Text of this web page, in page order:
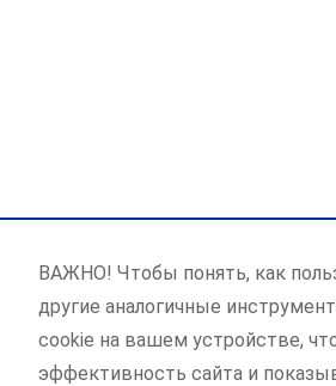
ВАЖНО! Чтобы понять, как
другие аналогичные
cookie на вашем устройстве,
эффективность сайта и